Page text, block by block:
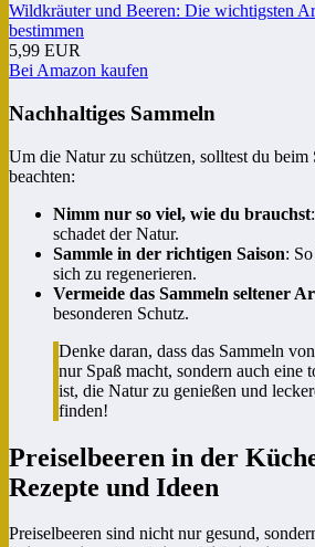
Wildkräuter und Beeren: Die wichtigsten
bestimmen
5,99 EUR
Bei Amazon kaufen
Nachhaltiges Sammeln
Um die Natur zu schützen, solltest du beim
beachten:
Nimm nur so viel, wie du brauchst
schadet der Natur.
Sammle in der richtigen Saison:
sich zu regenerieren.
Vermeide das Sammeln seltener
besonderen Schutz.
Denke daran, dass das Sammeln
nur Spaß macht, sondern auch eine
ist, die Natur zu genießen und
finden!
Preiselbeeren in der
Rezepte und Ideen
Preiselbeeren sind nicht nur gesund,